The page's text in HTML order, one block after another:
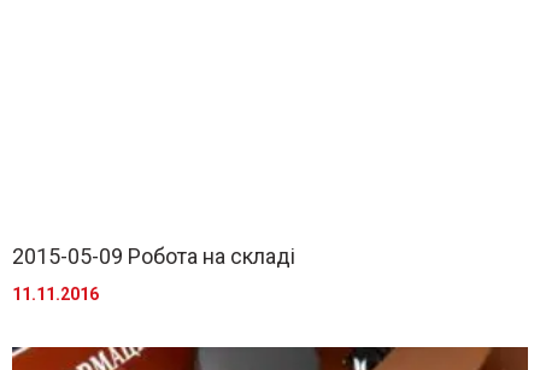
2015-05-09 Робота на складі
11.11.2016